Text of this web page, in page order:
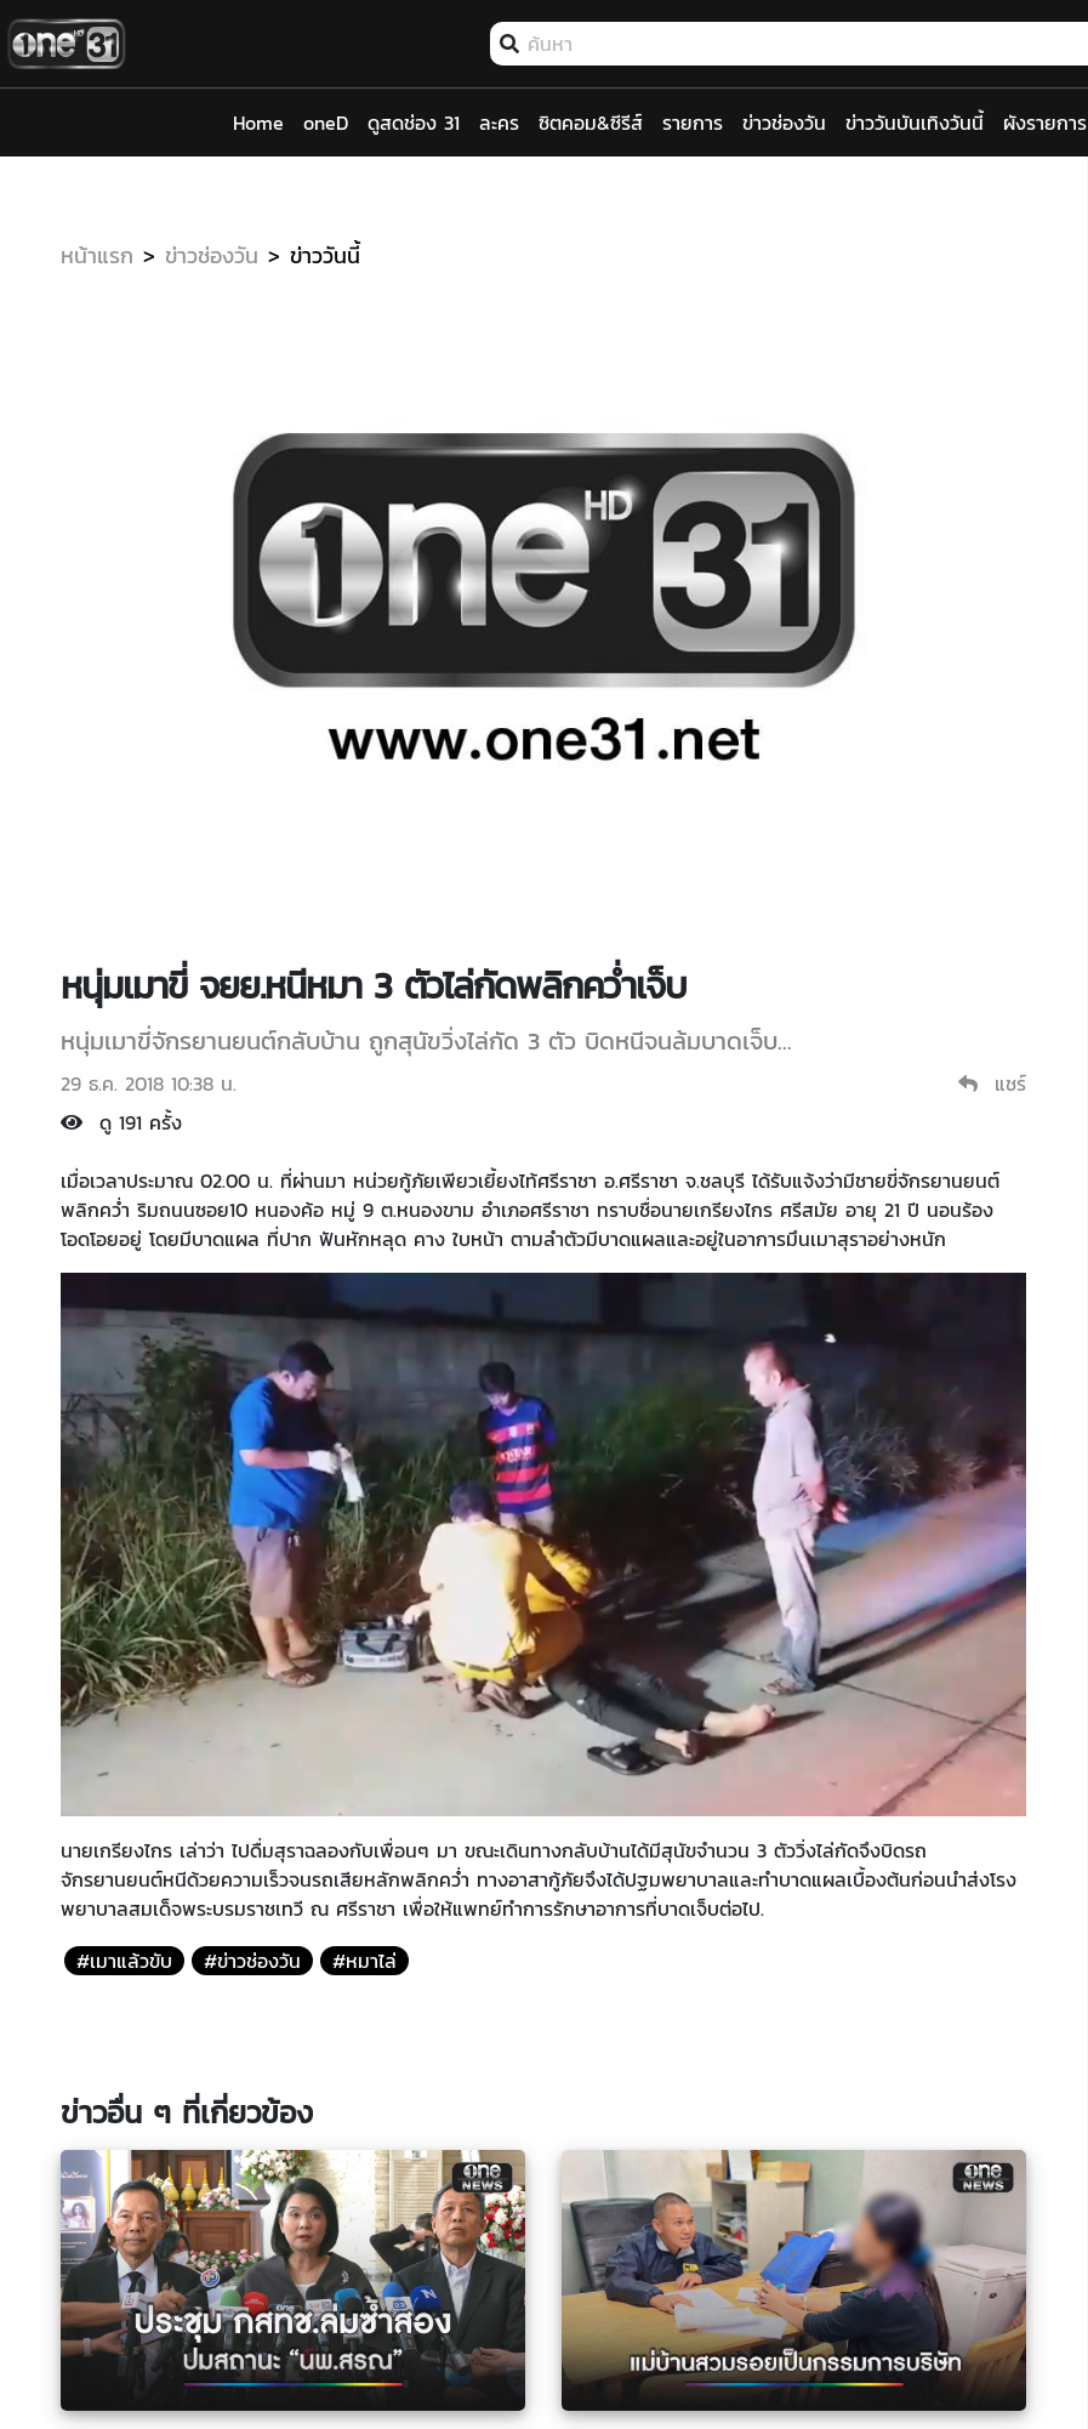
Home oneD ดูสดช่อง 31 ละคร ซิตคอม&ซีรีส์ รายการ ข่าวช่องวัน ข่าววันบันเทิงวันนี้ ผังรายการ
หน้าแรก ข่าวช่องวัน ข่าววันนี้
หนุ่มเมาขี่ จยย.หนีหมา 3 ตัวไล่กัดพลิกคว่ำเจ็บ
หนุ่มเมาขี่จักรยานยนต์กลับบ้าน ถูกสุนัขวิ่งไล่กัด 3 ตัว บิดหนีจนล้มบาดเจ็บ...
29 ธ.ค. 2018 10:38 น.
แชร์
ดู 191 ครั้ง
เมื่อเวลาประมาณ 02.00 น. ที่ผ่านมา หน่วยกู้ภัยเพียวเยี้ยงไท้ศรีราชา อ.ศรีราชา จ.ชลบุรี ได้รับแจ้งว่ามีชายขี่จักรยานยนต์
พลิกคว่ำ ริมถนนซอย10 หนองค้อ หมู่ 9 ต.หนองขาม อำเภอศรีราชา ทราบชื่อนายเกรียงไกร ศรีสมัย อายุ 21 ปี นอนร้อง
โอดโอยอยู่ โดยมีบาดแผล ที่ปาก ฟันหักหลุด คาง ใบหน้า ตามลำตัวมีบาดแผลและอยู่ในอาการมึนเมาสุราอย่างหนัก
นายเกรียงไกร เล่าว่า ไปดื่มสุราฉลองกับเพื่อนๆ มา ขณะเดินทางกลับบ้านได้มีสุนัขจำนวน 3 ตัววิ่งไล่กัดจึงบิดรถ
จักรยานยนต์หนีด้วยความเร็วจนรถเสียหลักพลิกคว่ำ ทางอาสากู้ภัยจึงได้ปฐมพยาบาลและทำบาดแผลเบื้องต้นก่อนนำส่งโรง
พยาบาลสมเด็จพระบรมราชเทวี ณ ศรีราชา เพื่อให้แพทย์ทำการรักษาอาการที่บาดเจ็บต่อไป.
#เมาแล้วขับ
#ข่าวช่องวัน #หมาไล่
ข่าวอื่น ๆ ที่เกี่ยวข้อง